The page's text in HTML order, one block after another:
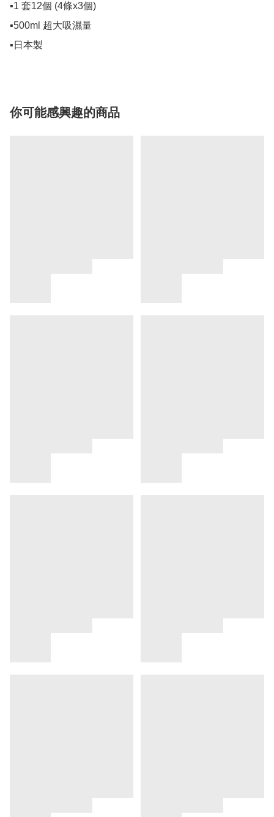
▪1 套12個 (4條x3個)
▪500ml 超大吸濕量
▪日本製
你可能感興趣的商品